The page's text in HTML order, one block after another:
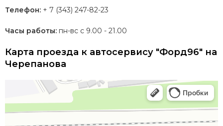
Телефон: + 7 (343) 247-82-23
Часы работы: пн-вс с 9.00 - 21.00
Карта проезда к автосервису "Форд96" на
Черепанова